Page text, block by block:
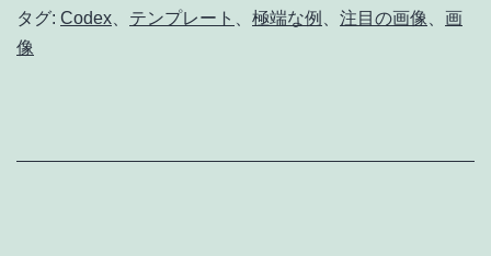
タグ: Codex、 テンプレート 、 極端な例 、 注目の画像、 画
像